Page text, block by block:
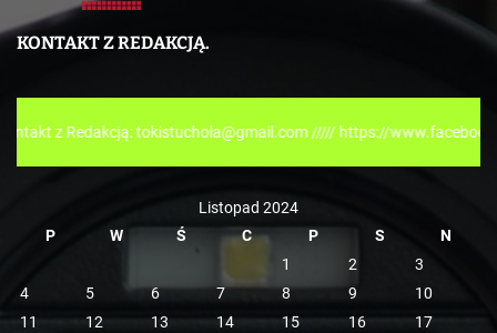
e
i
e
KONTAKT Z REDAKCJĄ.
tokistuchola@gmail.com ///// https://www.facebook.com/
Listopad 2024
P
W Ś C P S
N
1
2
3
4
5 6 7 8 9
10
11
12 13 14 15 16
17